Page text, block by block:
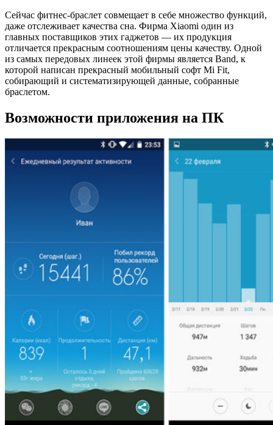
Сейчас фитнес-браслет совмещает в себе множество функций,
даже отслеживает качества сна. Фирма Xiaomi один из
главных поставщиков этих гаджетов — их продукция
отличается прекрасным соотношениям цены качеству. Одной
из самых передовых линеек этой фирмы является Band, к
которой написан прекрасный мобильный софт Mi Fit,
собирающий и систематизирующей данные, собранные
браслетом.
Возможности приложения на ПК